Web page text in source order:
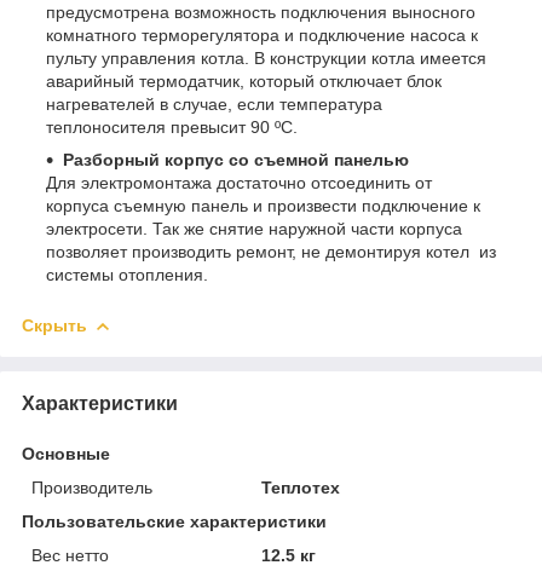
предусмотрена возможность подключения выносного
комнатного терморегулятора и подключение насоса к
пульту управления котла. В конструкции котла имеется
аварийный термодатчик, который отключает блок
нагревателей в случае, если температура
теплоносителя превысит 90 ºС.
Разборный корпус со съемной панелью
Для электромонтажа достаточно отсоединить от
корпуса съемную панель и произвести подключение к
электросети. Так же снятие наружной части корпуса
позволяет производить ремонт, не демонтируя котел из
системы отопления.
Скрыть
Характеристики
Основные
Производитель
Теплотех
Пользовательские характеристики
Вес нетто
12.5 кг